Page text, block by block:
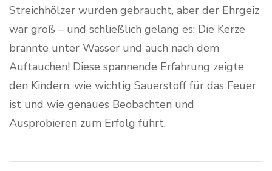
Streichhölzer wurden gebraucht, aber der Ehrgeiz
war groß – und schließlich gelang es: Die Kerze
brannte unter Wasser und auch nach dem
Auftauchen! Diese spannende Erfahrung zeigte
den Kindern, wie wichtig Sauerstoff für das Feuer
ist und wie genaues Beobachten und
Ausprobieren zum Erfolg führt.